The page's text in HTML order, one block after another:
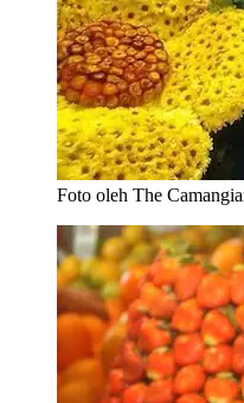
Foto oleh The